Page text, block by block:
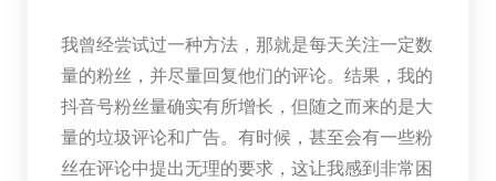
我曾经尝试过一种方法，那就是每天关注一定数
量的粉丝，并尽量回复他们的评论。结果，我的
抖音号粉丝量确实有所增长，但随之而来的是大
量的垃圾评论和广告。有时候，甚至会有一些粉
丝在评论中提出无理的要求，这让我感到非常困